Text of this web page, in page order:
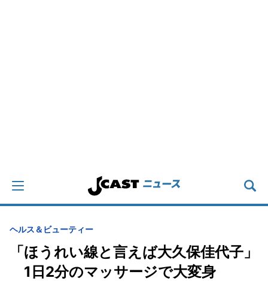
ヘルス＆ビューティー
「ほうれい線と言えば大久保佳代子」
1日2分のマッサージで大変身